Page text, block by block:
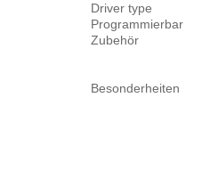
Driver type
Programmierbar
Zubehör
Besonderheiten